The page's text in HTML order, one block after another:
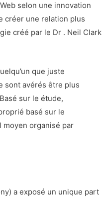
selon une innovation
créer une relation plus
créé par le Dr . Neil Clark
que juste
sont avérés être plus
sur le étude,
basé sur le
organisé par
a exposé un unique part